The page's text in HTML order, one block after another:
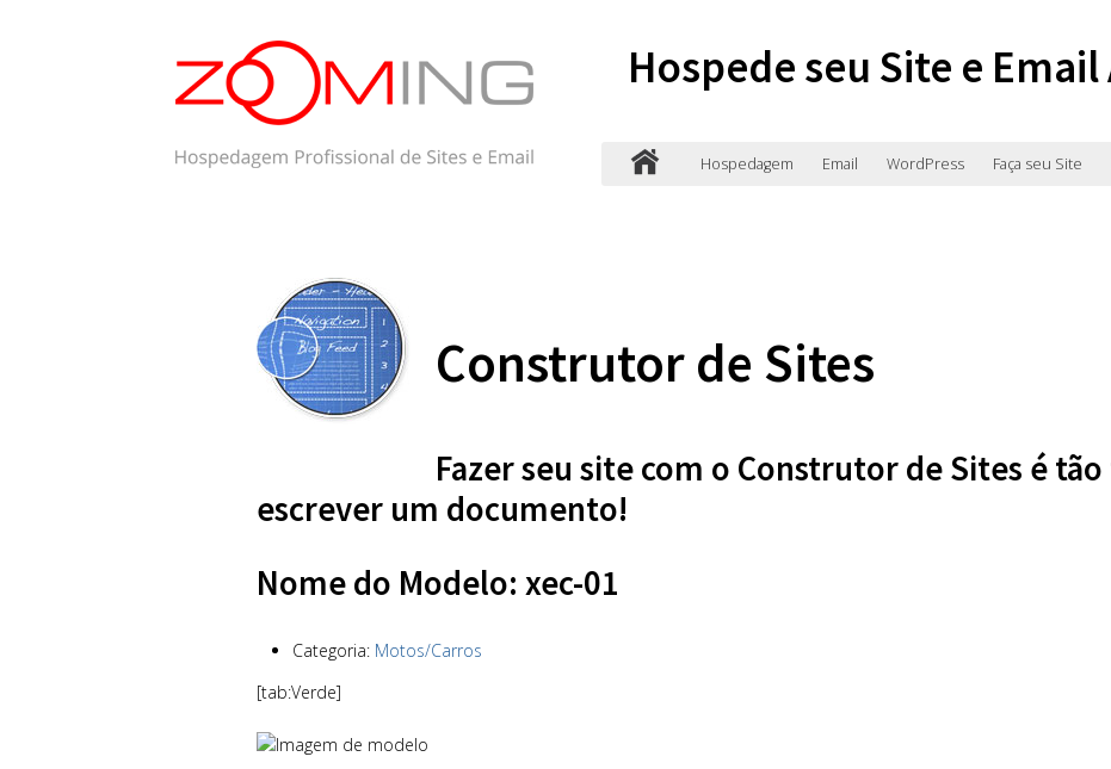
Hospede seu Site e Email
Hospedagem Email WordPress Faça seu Site
Construtor de Sites
Fazer seu site com o Construtor de Sites é
escrever um documento!
Nome do Modelo: xec-01
Categoria: Motos/Carros
[tab:Verde]